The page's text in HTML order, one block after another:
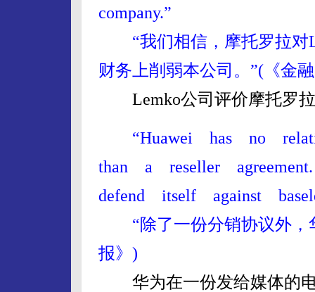
company.”
“我们相信，摩托罗拉对
财务上削弱本公司。”(《金
Lemko公司评价摩托罗拉
“Huawei has no
than a reseller
defend itself against
“除了一份分销协议外，
报》)
华为在一份发给媒体的电